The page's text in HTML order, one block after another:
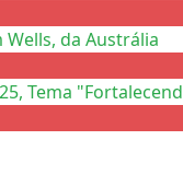
da Austrália
Tema